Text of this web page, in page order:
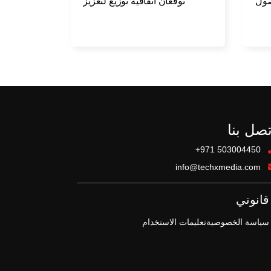
بنا
+971 503004450
info@techxmedia.com
قانوني
سياسة الخصوصيةتعليمات الاستخدام